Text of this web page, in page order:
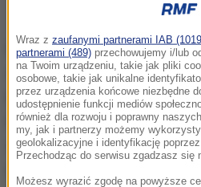
Faworytem będzie Stefan
ostatnie konkursy, a smak
Klopfer-Skiflugschanze
Pucharowe loty w
się w 2017 roku i wówczas
Wraz z zaufanymi partnerami IAB
partnerami (489) przechowujemy i/lub
na Twoim urządzeniu, takie jak pliki
osobowe, takie jak unikalne
przez urządzenia końcowe niezbędne
udostępnienie funkcji mediów
również dla rozwoju i poprawny
my, jak i partnerzy możemy
geolokalizacyjne i identyfikację
Przechodząc do serwisu zgadzasz się
Możesz wyrazić zgodę na powyższe